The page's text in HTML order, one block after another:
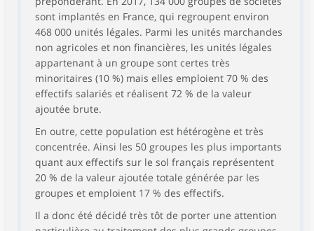
sont implantés en France, qui regroupent environ
468 000 unités légales. Parmi les unités marchandes
non agricoles et non financières, les unités légales
appartenant à un groupe sont certes très
minoritaires (10 %) mais elles emploient 70 % des
effectifs salariés et réalisent 72 % de la valeur
ajoutée brute.
En outre, cette population est hétérogène et très
concentrée. Ainsi les 50 groupes les plus importants
quant aux effectifs sur le sol français représentent
20 % de la valeur ajoutée totale générée par les
groupes et emploient 17 % des effectifs.
Il a donc été décidé très tôt de porter une attention